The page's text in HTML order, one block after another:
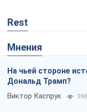
Rest
Мнения
На чьей стороне
Дональд Трамп?
Виктор Каспрук 396